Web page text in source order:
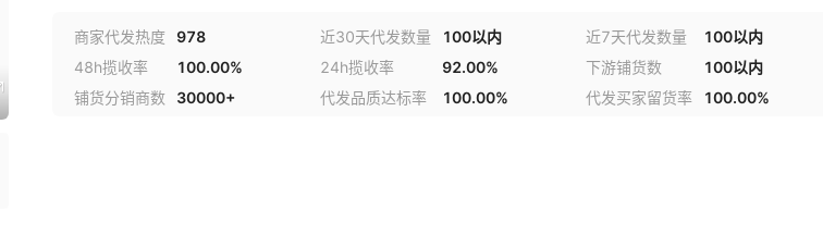
讲解视频
2XL 库存489 件
3XL 库存1061
商家代发热度 978 近30天代发数量 100以内 近7天代发数量
100以内
48h揽收率
100.00% 24h揽收率 92.00% 下游铺货数
100以内
铺货分销商数
30000+ 代发品质达标率 100.00% 代发买家留货率 100.00%